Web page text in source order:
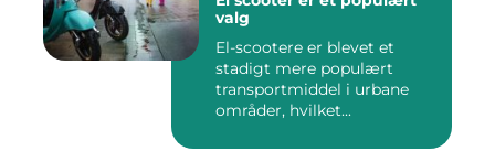
valg
El-scootere er blevet et
stadigt mere populært
transportmiddel i urbane
områder, hvilket...